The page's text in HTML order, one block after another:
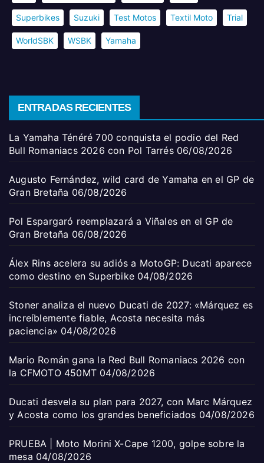
Superbikes Suzuki Test Motos Textil Moto Trial
WorldSBK WSBK Yamaha
ENTRADAS RECIENTES
La Yamaha Ténéré 700 conquista el podio del Red
Bull Romaniacs 2026 con Pol Tarrés 06/08/2026
Augusto Fernández, wild card de Yamaha en el GP de
Gran Bretaña 06/08/2026
Pol Espargaró reemplazará a Viñales en el GP de
Gran Bretaña 06/08/2026
Álex Rins acelera su adiós a MotoGP: Ducati aparece
como destino en Superbike 04/08/2026
Stoner analiza el nuevo Ducati de 2027: «Márquez es
increíblemente fiable, Acosta necesita más
paciencia» 04/08/2026
Mario Román gana la Red Bull Romaniacs 2026 con
la CFMOTO 450MT 04/08/2026
Ducati desvela su plan para 2027, con Marc Márquez
y Acosta como los grandes beneficiados 04/08/2026
PRUEBA | Moto Morini X-Cape 1200, golpe sobre la
mesa 04/08/2026